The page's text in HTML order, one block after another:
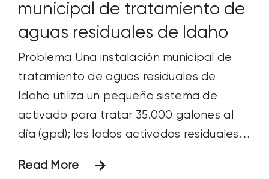
municipal de tratamiento de
aguas residuales de Idaho
Problema Una instalación municipal de
tratamiento de aguas residuales de
Idaho utiliza un pequeño sistema de
activado para tratar 35.000 galones al
día (gpd); los lodos activados residuales
aproximadamente cada De 2 a 3
Read More